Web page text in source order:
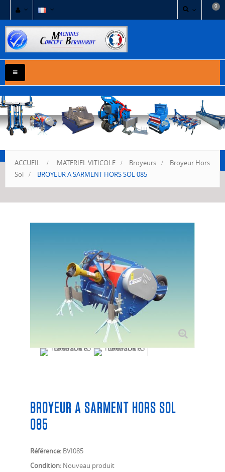
0
NAVIGATION
BASCULE
ACCUEIL > MATERIEL VITICOLE > Broyeurs >
Broyeur Hors
Sol > BROYEUR A SARMENT HORS SOL 085
BROYEUR A SARMENT HORS SOL
085
Référence: BVI085
Condition: Nouveau produit